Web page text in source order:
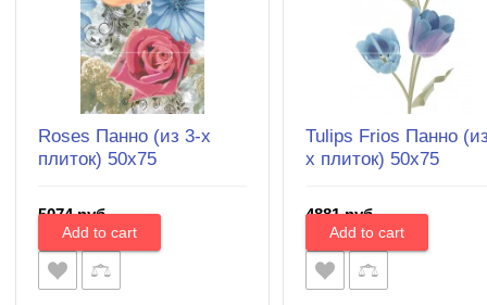
Roses Панно (из 3-х
плиток) 50х75
5074 руб.
Tulips Frios Панно
х плиток) 50х75
4881 руб.